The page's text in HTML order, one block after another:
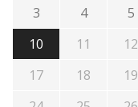
3
4 5
10
11 12
17
18 19